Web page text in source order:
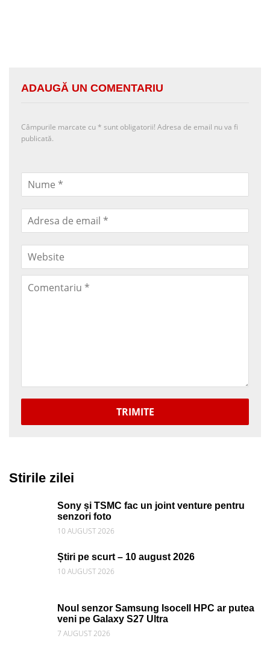
ADAUGĂ UN COMENTARIU
Câmpurile marcate cu * sunt obligatorii! Adresa de email nu va fi
publicată.
TRIMITE
Stirile zilei
Sony și TSMC fac un joint venture pentru
senzori foto
10 AUGUST 2026
Știri pe scurt – 10 august 2026
10 AUGUST 2026
Noul senzor Samsung Isocell HPC ar putea
veni pe Galaxy S27 Ultra
7 AUGUST 2026